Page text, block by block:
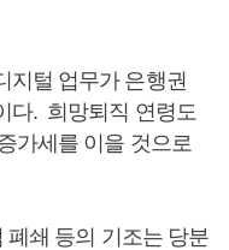
지털 업무가 은행권
다. 희망퇴직 연령도
가세를 이을 것으로
폐쇄 등의 기조는 당분